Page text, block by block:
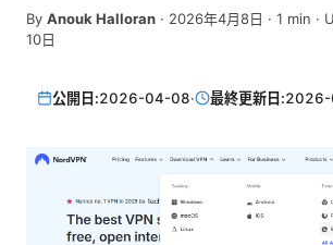
By Anouk Halloran · 2026年4月8日 · 1 min ·
10日
公開日:2026-04-08· 最終更新日: